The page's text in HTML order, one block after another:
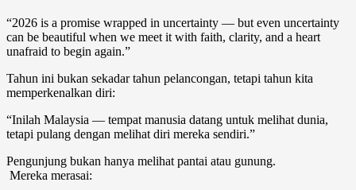
“2026 is a promise wrapped in uncertainty — but even uncertainty
can be beautiful when we meet it with faith, clarity, and a heart
unafraid to begin again.”
Tahun ini bukan sekadar tahun pelancongan, tetapi tahun kita
memperkenalkan diri:
“Inilah Malaysia — tempat manusia datang untuk melihat dunia,
tetapi pulang dengan melihat diri mereka sendiri.”
Pengunjung bukan hanya melihat pantai atau gunung.
Mereka merasai: